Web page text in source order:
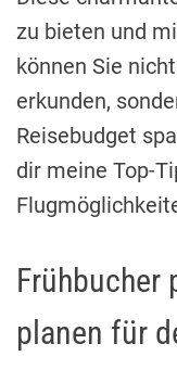
zu bieten und
können Sie
erkunden,
Reisebudget
dir meine Top-
Frühbucher
planen für